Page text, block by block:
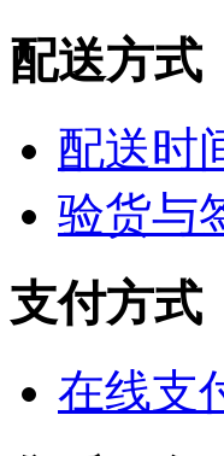
配送方式
配送时
验货与
支付方式
在线支